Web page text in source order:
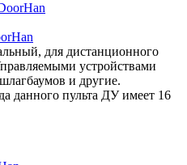
для дистанционного
устройствами
и другие.
данного пульта ДУ имеет 16